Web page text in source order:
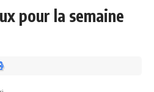
pour la semaine